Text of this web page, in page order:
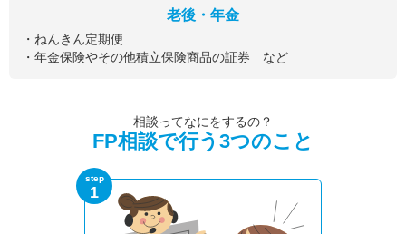
老後・年金
・ねんきん定期便
・年金保険やその他積立保険商品の証券 など
相談ってなにをするの？
FP相談で行う3つのこと
step
1